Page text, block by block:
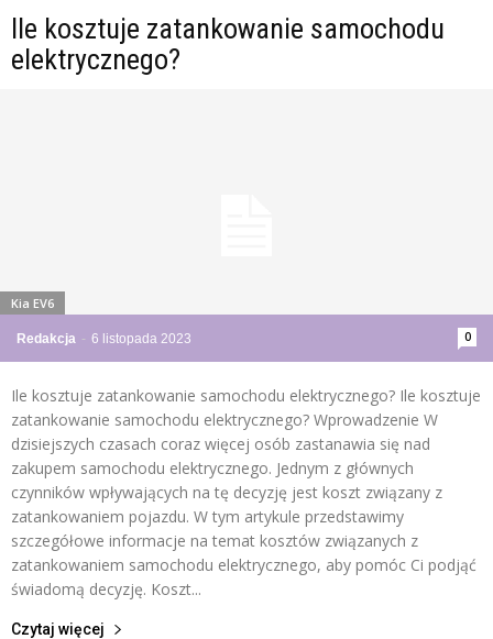
Ile kosztuje zatankowanie samochodu
elektrycznego?
Redakcja - 6 listopada 2023 0
Kia EV6
Ile kosztuje zatankowanie samochodu elektrycznego? Ile kosztuje
zatankowanie samochodu elektrycznego? Wprowadzenie W
dzisiejszych czasach coraz więcej osób zastanawia się nad
zakupem samochodu elektrycznego. Jednym z głównych
czynników wpływających na tę decyzję jest koszt związany z
zatankowaniem pojazdu. W tym artykule przedstawimy
szczegółowe informacje na temat kosztów związanych z
zatankowaniem samochodu elektrycznego, aby pomóc Ci podjąć
świadomą decyzję. Koszt...
Czytaj więcej